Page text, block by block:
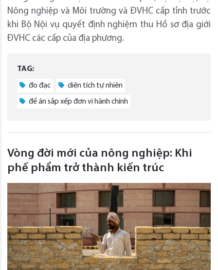
Nông nghiệp và Môi trường và ĐVHC cấp tỉnh trước
khi Bộ Nội vụ quyết định nghiệm thu Hồ sơ địa giới
ĐVHC các cấp của địa phương.
TAG:
đo đạc diện tích tự nhiên
đề án sắp xếp đơn vị hành chính
Vòng đời mới của nông nghiệp: Khi
phế phẩm trở thành kiến trúc